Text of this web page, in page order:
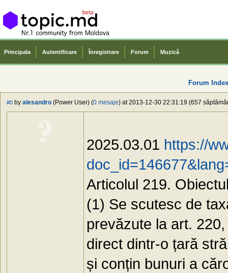
Principala Autentificare Înregistrare Forum Muzică
Forum Index
#0 by alesandro (Power User) (0 mesaje) at 2013-12-30 22:31:19 (657
2025.03.01 https://
Articolul 219.
(1) Se scutesc de
prevăzute la art.
direct dintr-o țară
și conțin bunuri a